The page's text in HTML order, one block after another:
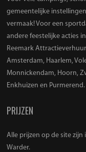
gemeentelijke
vermaak! Voor een
andere feestelijke acties
Reemark
Amsterdam, Haarlem,
Monnickendam, Hoorn,
Enkhuizen en Purmerend.
PRIJZEN
Alle prijzen op de site zijn
Warder.